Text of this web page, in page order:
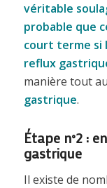
véritable
probable que
court terme si
reflux
manière tout
gastrique.
Étape n°2 :
gastrique
Il existe de